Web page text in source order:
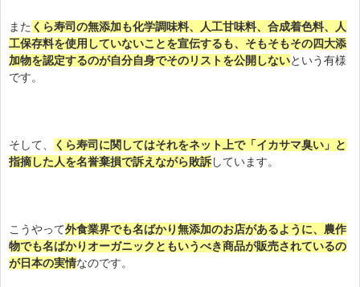
また くら寿司の無添加も化学調味料、人工甘味料、合成着色料、人
工保存料を使用していないことを宣伝するも、そもそもその四大添
加物を認定するのが自分自身でそのリストを公開しないという有様
です。
そして、
くら寿司に関してはそれをネット上で「イカサマ臭い」と
指摘した人を名誉棄損で訴えながら敗訴しています。
こうやって外食業界でも名ばかり無添加のお店があるように、農作
物でも名ばかりオーガニックともいうべき商品が販売されているの
が日本の実情なのです。